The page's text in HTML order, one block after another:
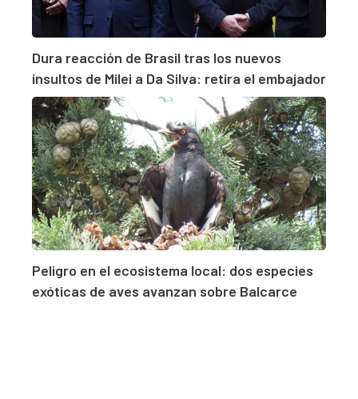
Dura reacción de Brasil tras los nuevos
insultos de Milei a Da Silva: retira el embajador
Peligro en el ecosistema local: dos especies
exóticas de aves avanzan sobre Balcarce